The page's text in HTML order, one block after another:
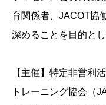
育関係者、JACOT協
深めることを目的と
【主催】特定非営利
トレーニング協会（